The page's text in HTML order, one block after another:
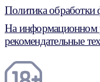
Политика обработки
На информационном
рекомендательные